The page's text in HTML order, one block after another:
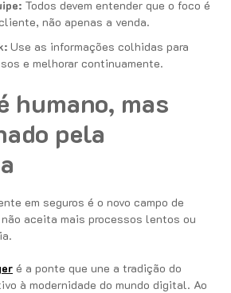
Todos devem entender que o foco é
não apenas a venda.
Use as informações colhidas para
e melhorar continuamente.
humano, mas
pela
em seguros é o novo campo de
aceita mais processos lentos ou
é a ponte que une a tradição do
à modernidade do mundo digital. Ao